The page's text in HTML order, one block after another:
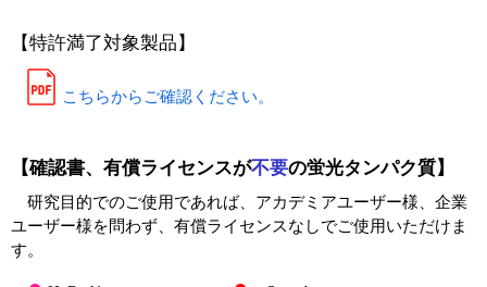
【特許満了対象製品】
こちらからご確認ください。
【確認書、有償ライセンスが不要の蛍光タンパク質】
研究目的でのご使用であれば、アカデミアユーザー様、企業
ユーザー様を問わず、有償ライセンスなしでご使用いただけま
す。